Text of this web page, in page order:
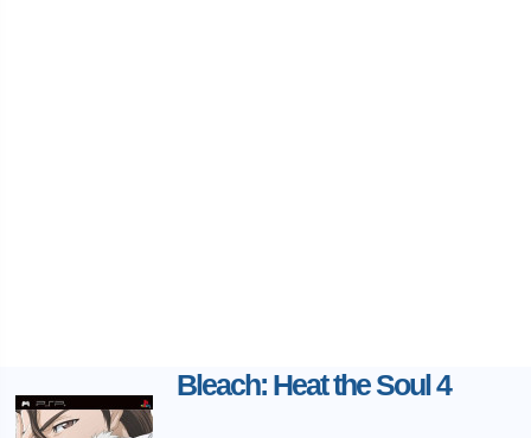
Bleach: Heat the Soul 4